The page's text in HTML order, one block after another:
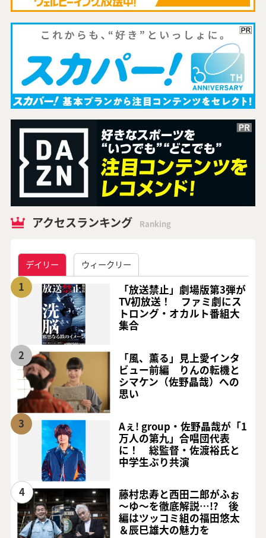
アクセスランキング Ranking
デイリー ウィークリー
1
「放送禁止」劇場版第3弾が
TV初放送！ ファミ劇にス
トロング・オカルト番組大
集合
2
「風、薫る」見上愛インタ
ビュー前編 りんの転機と
シマケン（佐野晶哉）への
思い
3
Aぇ! group・佐野晶哉が「1
万人の第九」合唱団代表
に！ 総監督・佐渡裕氏と
中学生ぶり共演
4
藤村忠寿と西田二郎がふぉ
～ゆ～を徹底解説…!? 後
編はツッコミ組の福田悠太
＆辰巳雄大の魅力を